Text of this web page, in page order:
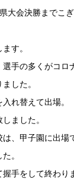
大会決勝までこ
す。
手の多くがコロ
した。
れ替えて出場。
ました。
、甲子園に出場
。
手をして終わり